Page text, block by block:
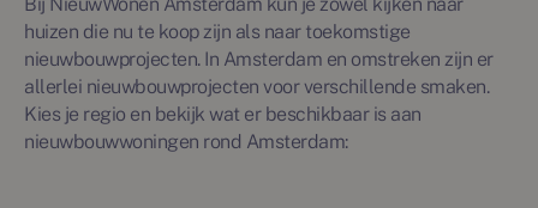
huizen die nu te koop zijn als naar toekomstige
nieuwbouwprojecten. In Amsterdam en omstreken zijn er
allerlei nieuwbouwprojecten voor verschillende smaken.
Kies je regio en bekijk wat er beschikbaar is aan
nieuwbouwwoningen rond Amsterdam: